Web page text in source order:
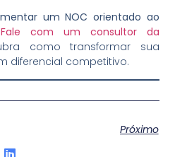
um NOC orientado ao
Fale com um consultor da
como transformar sua
diferencial competitivo.
Próximo